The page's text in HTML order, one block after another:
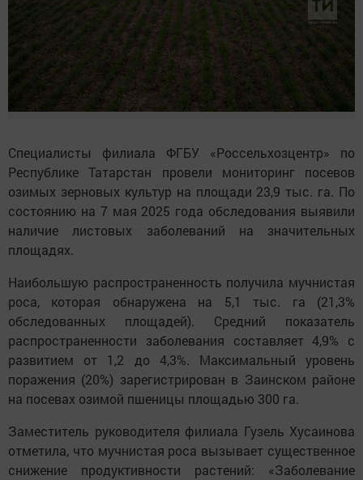
Специалисты филиала ФГБУ «Россельхозцентр» по
Республике Татарстан провели мониторинг посевов
озимых зерновых культур на площади 23,9 тыс. га. По
состоянию на 7 мая 2025 года обследования выявили
наличие листовых заболеваний на значительных
площадях.
Наибольшую распространенность получила мучнистая
роса, которая обнаружена на 5,1 тыс. га (21,3%
обследованных площадей). Средний показатель
распространенности заболевания составляет 4,9% с
развитием от 1,2 до 4,3%. Максимальный уровень
поражения (20%) зарегистрирован в Заинском районе
на посевах озимой пшеницы площадью 300 га.
Заместитель руководителя филиала Гузель Хусаинова
отметила, что мучнистая роса вызывает существенное
снижение продуктивности растений: «Заболевание